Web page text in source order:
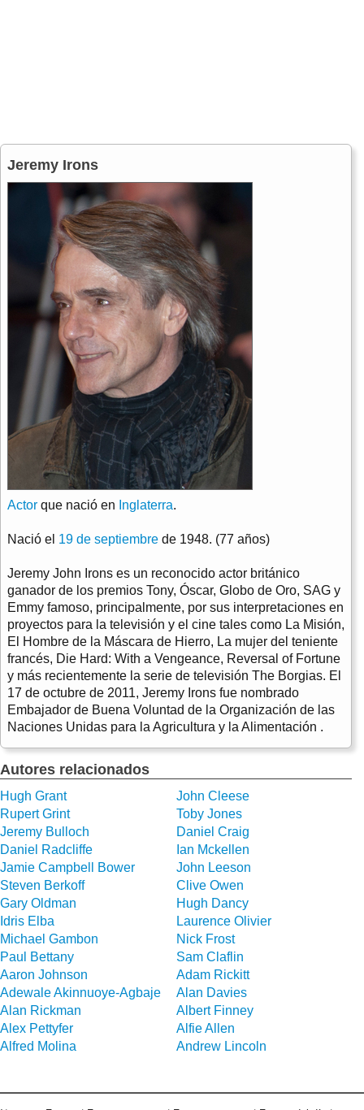
Jeremy Irons
Actor que nació en Inglaterra.
Nació el 19 de septiembre de 1948. (77 años)
Jeremy John Irons es un reconocido actor británico
ganador de los premios Tony, Óscar, Globo de Oro, SAG y
Emmy famoso, principalmente, por sus interpretaciones en
proyectos para la televisión y el cine tales como La Misión,
El Hombre de la Máscara de Hierro, La mujer del teniente
francés, Die Hard: With a Vengeance, Reversal of Fortune
y más recientemente la serie de televisión The Borgias. El
17 de octubre de 2011, Jeremy Irons fue nombrado
Embajador de Buena Voluntad de la Organización de las
Naciones Unidas para la Agricultura y la Alimentación .
Autores relacionados
Hugh Grant
John Cleese
Rupert Grint
Toby Jones
Jeremy Bulloch
Daniel Craig
Daniel Radcliffe
Ian Mckellen
Jamie Campbell Bower
John Leeson
Steven Berkoff
Clive Owen
Gary Oldman
Hugh Dancy
Idris Elba
Laurence Olivier
Michael Gambon
Nick Frost
Paul Bettany
Sam Claflin
Aaron Johnson
Adam Rickitt
Adewale Akinnuoye-Agbaje
Alan Davies
Alan Rickman
Albert Finney
Alex Pettyfer
Alfie Allen
Alfred Molina
Andrew Lincoln